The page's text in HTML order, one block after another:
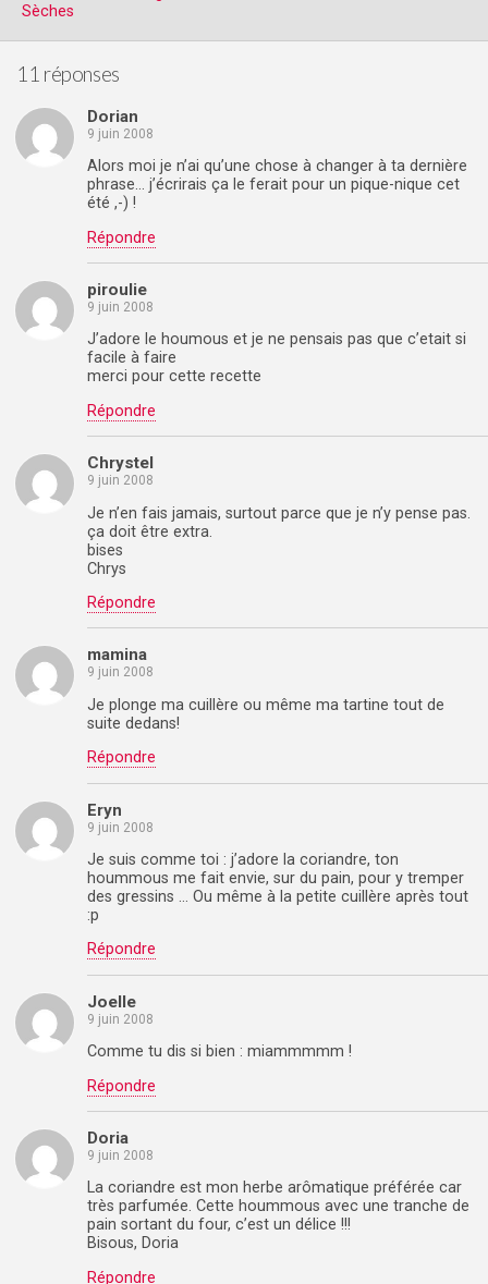
Sèches
11 réponses
Dorian
9 juin 2008
Alors moi je n’ai qu’une chose à changer à ta dernière
phrase… j’écrirais ça le ferait pour un pique-nique cet
été ,-) !
Répondre
piroulie
9 juin 2008
J’adore le houmous et je ne pensais pas que c’etait si
facile à faire
merci pour cette recette
Répondre
Chrystel
9 juin 2008
Je n’en fais jamais, surtout parce que je n’y pense pas.
ça doit être extra.
bises
Chrys
Répondre
mamina
9 juin 2008
Je plonge ma cuillère ou même ma tartine tout de
suite dedans!
Répondre
Eryn
9 juin 2008
Je suis comme toi : j’adore la coriandre, ton
hoummous me fait envie, sur du pain, pour y tremper
des gressins … Ou même à la petite cuillère après tout
:p
Répondre
Joelle
9 juin 2008
Comme tu dis si bien : miammmmm !
Répondre
Doria
9 juin 2008
La coriandre est mon herbe arômatique préférée car
très parfumée. Cette hoummous avec une tranche de
pain sortant du four, c’est un délice !!!
Bisous, Doria
Répondre